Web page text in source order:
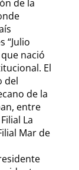
de la
“Julio
nació
El
del
de la
entre
La
Mar de